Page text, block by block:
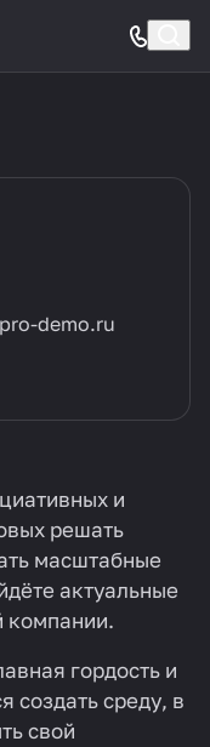
demo.ru
и
решать
масштабные
актуальные
компании.
гордость и
создать среду, в
свой